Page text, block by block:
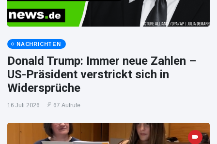
NACHRICHTEN
Donald Trump: Immer neue Zahlen –
US-Präsident verstrickt sich in
Widersprüche
16 Juli 2026 67 Aufrufe